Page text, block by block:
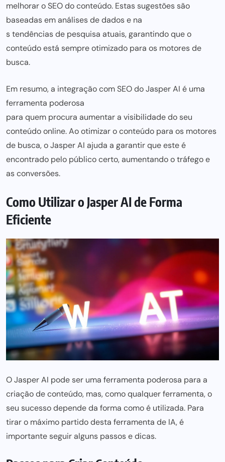
melhorar o SEO do conteúdo. Estas sugestões são
baseadas em análises de dados e na
s tendências de pesquisa atuais, garantindo que o
conteúdo está sempre otimizado para os motores de
busca.
Em resumo, a integração com SEO do Jasper AI é uma
ferramenta poderosa
para quem procura aumentar a visibilidadedo seu
conteúdo online. Ao otimizar o conteúdo para os motores
de busca, o Jasper AI ajuda a garantir que este é
encontrado pelo público certo, aumentando o tráfego e
as conversões.
Como Utilizar o Jasper AI de Forma
Eficiente
O Jasper AI podeser uma ferramenta poderosa para a
criação de conteúdo, mas, como qualquer ferramenta, o
seu sucesso depende da forma como é utilizada. Para
tirar o máximo partido desta ferramenta de IA, é
importante seguir alguns passos e dicas.